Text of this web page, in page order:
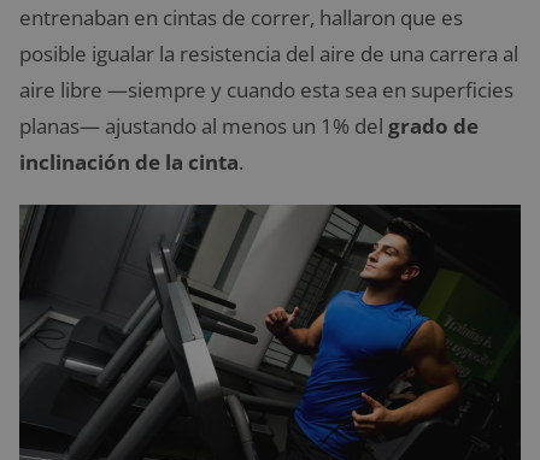
entrenaban en cintas de correr, hallaron que es
posible igualar la resistencia del aire de una carrera al
aire libre —siempre y cuando esta sea en superficies
planas— ajustando al menos un 1% del grado de
inclinación de la cinta.